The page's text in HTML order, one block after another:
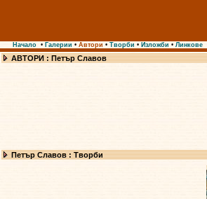
Начало • Галерии • Автори • Творби • Изложби • Линкове
АВТОРИ : Петър Славов
Петър Славов : Творби